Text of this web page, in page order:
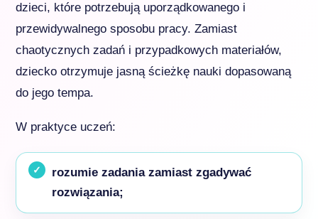
dzieci, które potrzebują uporządkowanego i
przewidywalnego sposobu pracy. Zamiast
chaotycznych zadań i przypadkowych materiałów,
dziecko otrzymuje jasną ścieżkę nauki dopasowaną
do jego tempa.
W praktyce uczeń:
rozumie zadania zamiast zgadywać
rozwiązania;